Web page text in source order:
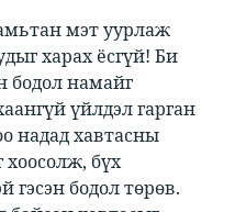
мэт уурлаж
харах ёсгүй! Би
бодол намайг
үйлдэл гарган
надад хавтасны
хоосолж, бүх
гэсэн бодол төрөв.